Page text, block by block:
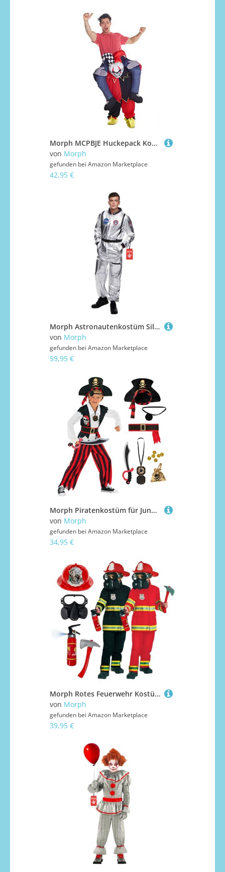
Morph MCPBJE Huckepack Kostüm Costumes, Hofnarr, Einheitsgröße
von Morph
gefunden bei Amazon Marketplace
42,95 €
Morph Astronautenkostüm Silber, Raumanzug für Halloween und Verkleidung, Spaceman Thema, XL
von Morph
gefunden bei Amazon Marketplace
59,95 €
Morph Piratenkostüm für Jungen, Kinder Pirat Outfit, Ideal für Karneval und Halloween, 3-4 Jahre
von Morph
gefunden bei Amazon Marketplace
34,95 €
Morph Rotes Feuerwehr Kostüm für Kinder, Feuerwehrmann Uniform Jungen Mädchen, Faschingskostüm - L
von Morph
gefunden bei Amazon Marketplace
39,95 €